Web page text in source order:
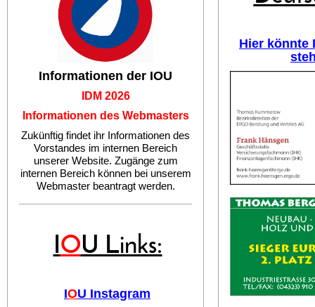
Informationen der IOU
IDM 2026
Informationen des Webmasters
Zukünftig findet ihr Informationen des
Vorstandes im internen Bereich
unserer Website. Zugänge zum
internen Bereich können bei unserem
Webmaster beantragt werden.
IOU Links:
IOU Instagram
Hier könnte